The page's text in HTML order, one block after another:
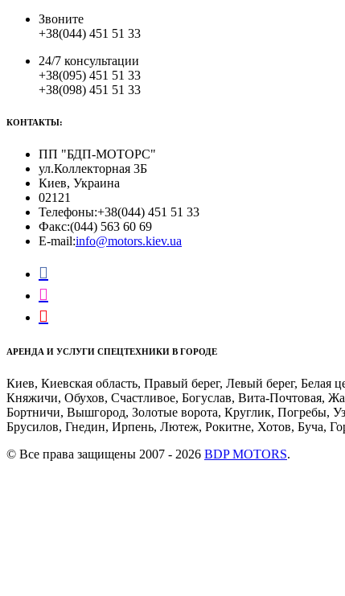
Звоните
+38(044) 451 51 33
24/7 консультации
+38(095) 451 51 33
+38(098) 451 51 33
КОНТАКТЫ:
ПП "БДП-МОТОРС"
ул.Коллекторная 3Б
Киев, Украина
02121
Телефоны:+38(044) 451 51 33
Факс:(044) 563 60 69
E-mail:info@motors.kiev.ua



АРЕНДА И УСЛУГИ СПЕЦТЕХНИКИ В ГОРОДЕ
Киев, Киевская область, Правый берег, Левый берег,
Княжичи, Обухов, Счастливое, Богуслав, Вита-Почтовая,
Бортничи, Вышгород, Золотые ворота, Круглик, Погребы,
Брусилов, Гнедин, Ирпень, Лютеж, Рокитне, Хотов, Буча,
© Все права защищены 2007 - 2026 BDP MOTORS.